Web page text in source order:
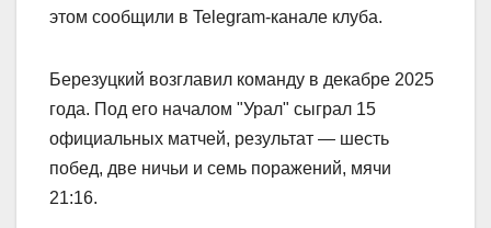
этом сообщили в Telegram-канале клуба.
Березуцкий возглавил команду в декабре 2025
года. Под его началом "Урал" сыграл 15
официальных матчей, результат — шесть
побед, две ничьи и семь поражений, мячи
21:16.